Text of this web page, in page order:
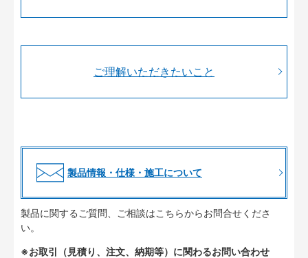
ご理解いただきたいこと
製品情報・仕様・施工について
製品に関するご質問、ご相談はこちらからお問合せくださ
い。
※お取引（見積り、注文、納期等）に関わるお問い合わせ